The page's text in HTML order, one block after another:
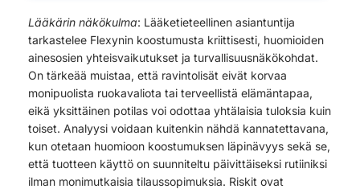
Lääkärin näkökulma: Lääketieteellinen asiantuntija
tarkastelee Flexynin koostumusta kriittisesti, huomioiden
ainesosien yhteisvaikutukset ja turvallisuusnäkökohdat.
On tärkeää muistaa, että ravintolisät eivät korvaa
monipuolista ruokavaliota tai terveellistä elämäntapaa,
eikä yksittäinen potilas voi odottaa yhtälaisia tuloksia kuin
toiset. Analyysi voidaan kuitenkin nähdä kannatettavana,
kun otetaan huomioon koostumuksen läpinävyys sekä se,
että tuotteen käyttö on suunniteltu päivittäiseksi rutiiniksi
ilman monimutkaisia tilaussopimuksia. Riskit ovat